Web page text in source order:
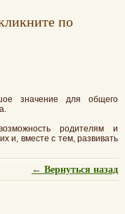
по
значение для общего
родителям и
и, вместе с тем, развивать
← Вернуться назад